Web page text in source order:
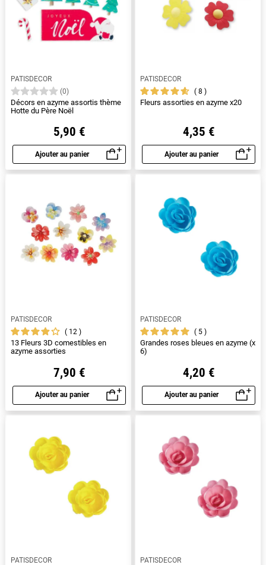
PATISDECOR
(0)
Décors en azyme assortis thème
Hotte du Père Noël
5,90 €
Ajouter au panier
Aperçu rapide
PATISDECOR
8
Fleurs assorties en azyme x20
4,35 €
Ajouter au panier
Aperçu rapide
PATISDECOR
12
13 Fleurs 3D comestibles en
azyme assorties
7,90 €
Ajouter au panier
Aperçu rapide
PATISDECOR
5
Grandes roses bleues en azyme (x
6)
4,20 €
Ajouter au panier
Aperçu rapide
PATISDECOR
PATISDECOR